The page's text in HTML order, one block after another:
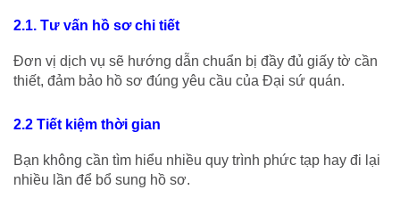
2.1. Tư vấn hồ sơ chi tiết
Đơn vị dịch vụ sẽ hướng dẫn chuẩn bị đầy đủ giấy tờ cần
thiết, đảm bảo hồ sơ đúng yêu cầu của Đại sứ quán.
2.2 Tiết kiệm thời gian
Bạn không cần tìm hiểu nhiều quy trình phức tạp hay đi lại
nhiều lần để bổ sung hồ sơ.